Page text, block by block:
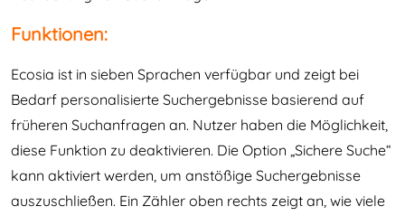
Funktionen:
Ecosia ist in sieben Sprachen verfügbar und zeigt bei
Bedarf personalisierte Suchergebnisse basierend auf
früheren Suchanfragen an. Nutzer haben die Möglichkeit,
diese Funktion zu deaktivieren. Die Option „Sichere Suche“
kann aktiviert werden, um anstößige Suchergebnisse
auszuschließen. Ein Zähler oben rechts zeigt an, wie viele